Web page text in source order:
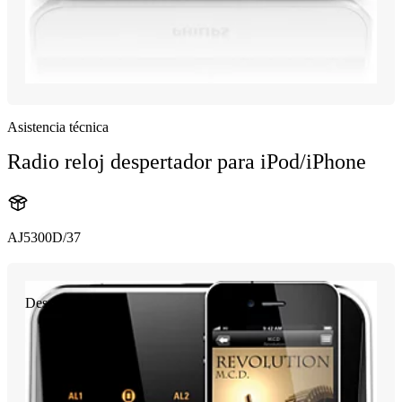
Asistencia técnica
Radio reloj despertador para iPod/iPhone
AJ5300D/37
Descontinuado